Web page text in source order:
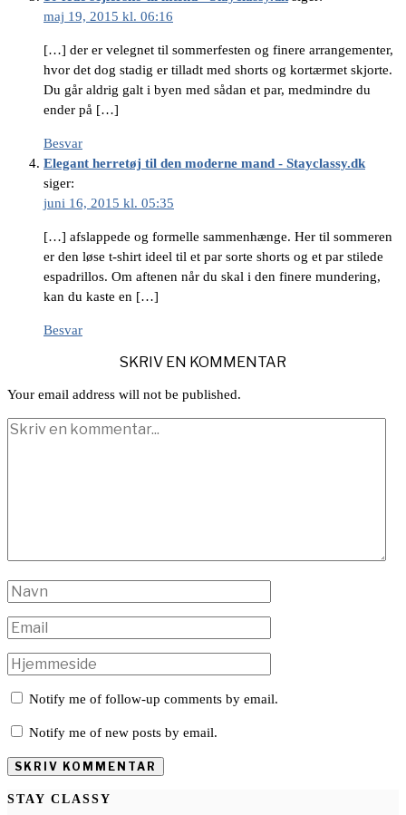
maj 19, 2015 kl. 06:16
[…] der er velegnet til sommerfesten og finere arrangementer,
hvor det dog stadig er tilladt med shorts og kortærmet skjorte.
Du går aldrig galt i byen med sådan et par, medmindre du
ender på […]
Besvar
Elegant herretøj til den moderne mand - Stayclassy.dk
siger:
juni 16, 2015 kl. 05:35
[…] afslappede og formelle sammenhænge. Her til sommeren
er den løse t-shirt ideel til et par sorte shorts og et par stilede
espadrillos. Om aftenen når du skal i den finere mundering,
kan du kaste en […]
Besvar
SKRIV EN KOMMENTAR
Your email address will not be published.
Notify me of follow-up comments by email.
Notify me of new posts by email.
STAY CLASSY